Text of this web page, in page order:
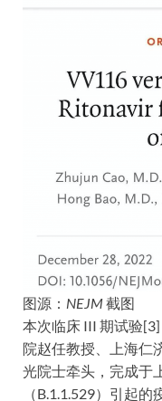
图源： NEJM截图
本次临床 III 期试验
院赵任教授、上海仁
光院士牵头，完成于
（B.1.1.529）引起